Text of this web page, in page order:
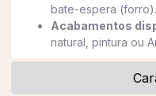
bate-espera (forro).
Acabamentos
natural, pintura ou